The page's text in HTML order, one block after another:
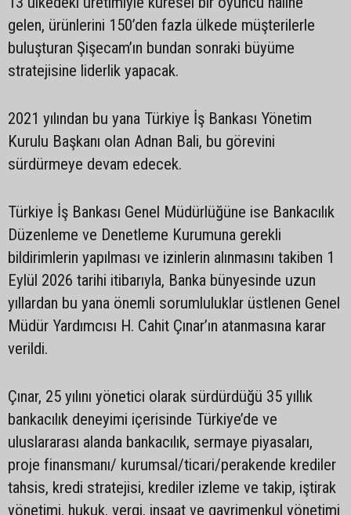
gelen, ürünlerini 150’den fazla ülkede müşterilerle
buluşturan Şişecam’ın bundan sonraki büyüme
stratejisine liderlik yapacak.
2021 yılından bu yana Türkiye İş Bankası Yönetim
Kurulu Başkanı olan Adnan Bali, bu görevini
sürdürmeye devam edecek.
Türkiye İş Bankası Genel Müdürlüğüne ise Bankacılık
Düzenleme ve Denetleme Kurumuna gerekli
bildirimlerin yapılması ve izinlerin alınmasını takiben 1
Eylül 2026 tarihi itibarıyla, Banka bünyesinde uzun
yıllardan bu yana önemli sorumluluklar üstlenen Genel
Müdür Yardımcısı H. Cahit Çınar’ın atanmasına karar
verildi.
Çınar, 25 yılını yönetici olarak sürdürdüğü 35 yıllık
bankacılık deneyimi içerisinde Türkiye’de ve
uluslararası alanda bankacılık, sermaye piyasaları,
proje finansmanı/ kurumsal/ticari/perakende krediler
tahsis, kredi stratejisi, krediler izleme ve takip, iştirak
yönetimi, hukuk, vergi, inşaat ve gayrimenkul yönetimi